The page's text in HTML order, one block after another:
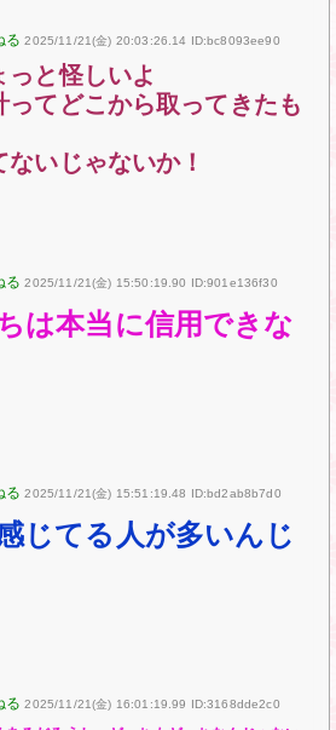
2025/11/21(金) 20:03:26.14 ID:bc8093ee90
っと怪しいよ
ってどこから取ってきたも
いじゃないか！
2025/11/21(金) 15:50:19.90 ID:901e136f30
は本当に信用できな
2025/11/21(金) 15:51:19.48 ID:bd2ab8b7d0
じてる人が多いんじ
2025/11/21(金) 16:01:19.99 ID:3168dde2c0